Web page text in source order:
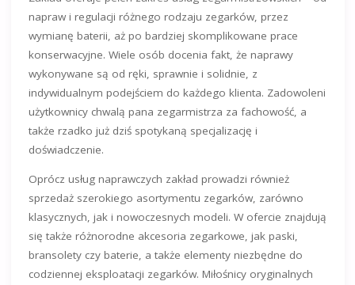
napraw i regulacji różnego rodzaju zegarków, przez
wymianę baterii, aż po bardziej skomplikowane prace
konserwacyjne. Wiele osób docenia fakt, że naprawy
wykonywane są od ręki, sprawnie i solidnie, z
indywidualnym podejściem do każdego klienta. Zadowoleni
użytkownicy chwalą pana zegarmistrza za fachowość, a
także rzadko już dziś spotykaną specjalizację i
doświadczenie.
Oprócz usług naprawczych zakład prowadzi również
sprzedaż szerokiego asortymentu zegarków, zarówno
klasycznych, jak i nowoczesnych modeli. W ofercie znajdują
się także różnorodne akcesoria zegarkowe, jak paski,
bransolety czy baterie, a także elementy niezbędne do
codziennej eksploatacji zegarków. Miłośnicy oryginalnych